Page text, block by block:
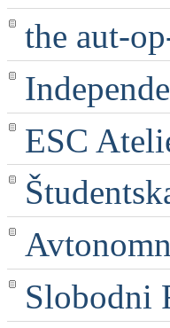
the aut-
ESC
Slobodni